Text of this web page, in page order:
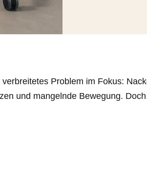
Problem im Fokus:
und mangelnde Bewegung.